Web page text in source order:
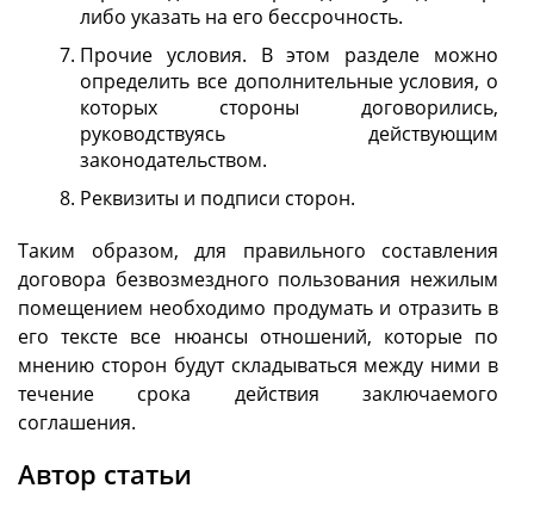
либо указать на его бессрочность.
Прочие условия. В этом разделе можно
определить все дополнительные условия, о
которых стороны договорились,
руководствуясь действующим
законодательством.
Реквизиты и подписи сторон.
Таким образом, для правильного составления
договора безвозмездного пользования нежилым
помещением необходимо продумать и отразить в
его тексте все нюансы отношений, которые по
мнению сторон будут складываться между ними в
течение срока действия заключаемого
соглашения.
Автор статьи